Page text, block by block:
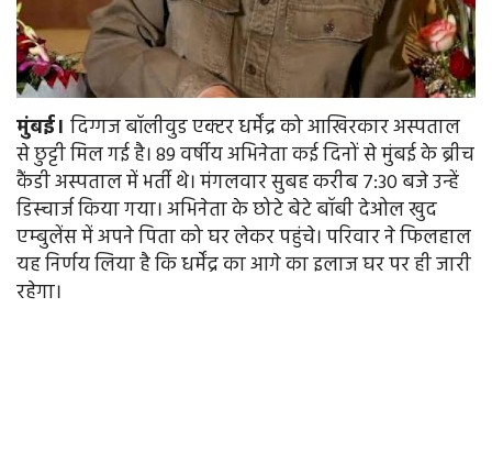
मुंबई। दिग्गज बॉलीवुड एक्टर धर्मेंद्र को आखिरकार अस्पताल
से छुट्टी मिल गई है। 89 वर्षीय अभिनेता कई दिनों से मुंबई के ब्रीच
कैंडी अस्पताल में भर्ती थे। मंगलवार सुबह करीब 7:30 बजे उन्हें
डिस्चार्ज किया गया। अभिनेता के छोटे बेटे बॉबी देओल खुद
एम्बुलेंस में अपने पिता को घर लेकर पहुंचे। परिवार ने फिलहाल
यह निर्णय लिया है कि धर्मेंद्र का आगे का इलाज घर पर ही जारी
रहेगा।